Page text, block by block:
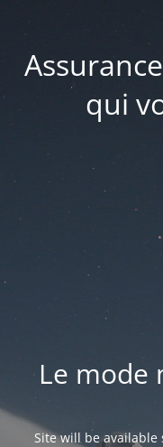
qui
Le mode
Site will be available